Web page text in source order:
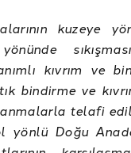
kuzeye
kıvrım ve
bindirme ve
telafi
yönlü Doğu